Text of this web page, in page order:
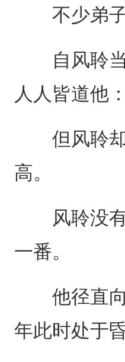
不少弟子
自风聆当
人人皆道他
但风聆却
高。
风聆没有
一番。
他径直向
年此时处于